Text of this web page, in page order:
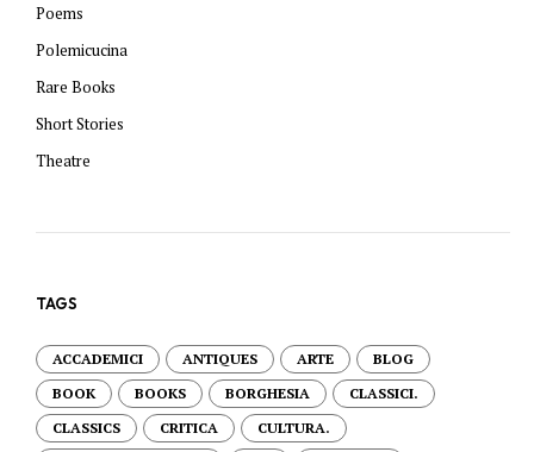
Poems
Polemicucina
Rare Books
Short Stories
Theatre
TAGS
ACCADEMICI ANTIQUES ARTE
BLOG
BOOK
BOOKS BORGHESIA
CLASSICI.
CLASSICS
CRITICA
CULTURA.